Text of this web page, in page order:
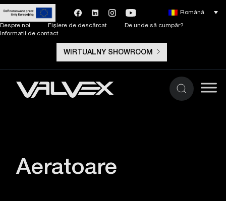
Despre noi Fișiere de descărcat
De unde să cumpăr?
Informatii de contact
WIRTUALNY SHOWROOM
Română
Aeratoare